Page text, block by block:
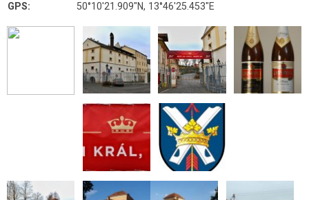
GPS:
50°10'21.909"N, 13°46'25.453"E